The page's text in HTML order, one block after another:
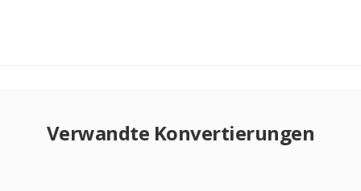
Verwandte Konvertierungen